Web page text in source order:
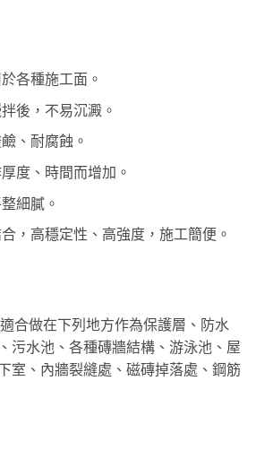
各種施工面。
後，不易沉澱。
、耐腐蝕。
度、時間而增加。
細膩。
，高穩定性、高強度，施工簡便。
做在下列地方作為保護層、防水
污水池、各種磚牆結構、游泳池、屋
室、內牆裂縫處、磁磚掉落處、鋼筋